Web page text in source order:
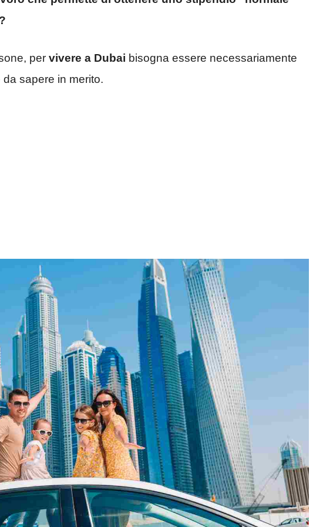
per vivere a Dubai bisogna essere necessariamente
sapere in merito.